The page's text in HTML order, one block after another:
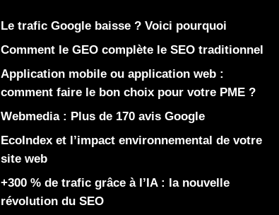
Le trafic Google baisse ? Voici pourquoi
Comment le GEO complète le SEO traditionnel
Application mobile ou application web :
comment faire le bon choix pour votre PME ?
Webmedia : Plus de 170 avis Google
EcoIndex et l’impact environnemental de votre
site web
+300 % de trafic grâce à l’IA : la nouvelle
révolution du SEO